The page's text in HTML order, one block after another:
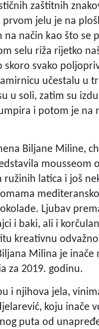
zaštitnih
prvom jelu je na
način kao što se
selu riža rijetko
skoro svako
učestalu u
u soli, zatim su
i potom je na
Biljane Miline,
mousseom
latica i još
Ljubav
i baki, ali i
kreativnu
Milina je inače
za 2019. godinu.
i njihova jela,
koju inače
puta od